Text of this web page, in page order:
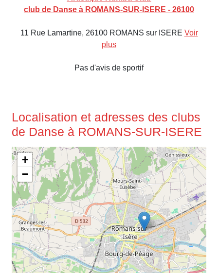
club de Danse à ROMANS-SUR-ISERE - 26100
11 Rue Lamartine, 26100 ROMANS sur ISERE Voir
plus
Pas d'avis de sportif
Localisation et adresses des clubs
de Danse à ROMANS-SUR-ISERE
+
−